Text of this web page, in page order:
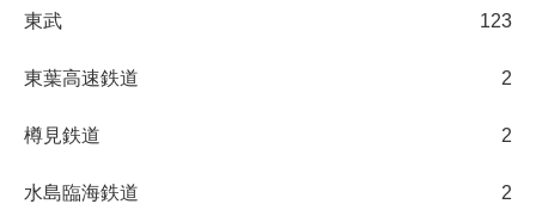
東武 123
東葉高速鉄道 2
樽見鉄道 2
水島臨海鉄道 2